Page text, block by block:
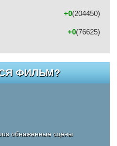
(204450)
+0
(76625)
+0
ФИЛЬМ?
обнаженные сцены